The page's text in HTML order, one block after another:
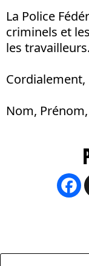
La Police
criminels et
les travailleurs.
Cordialement,
Nom,